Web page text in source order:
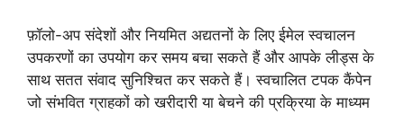
फ़ॉलो-अप संदेशों और नियमित अद्यतनों के लिए ईमेल स्वचालन
उपकरणों का उपयोग कर समय बचा सकते हैं और आपके लीड्स के
साथ सतत संवाद सुनिश्चित कर सकते हैं। स्वचालित टपक कैंपेन
जो संभवित ग्राहकों को खरीदारी या बेचने की प्रक्रिया के माध्यम